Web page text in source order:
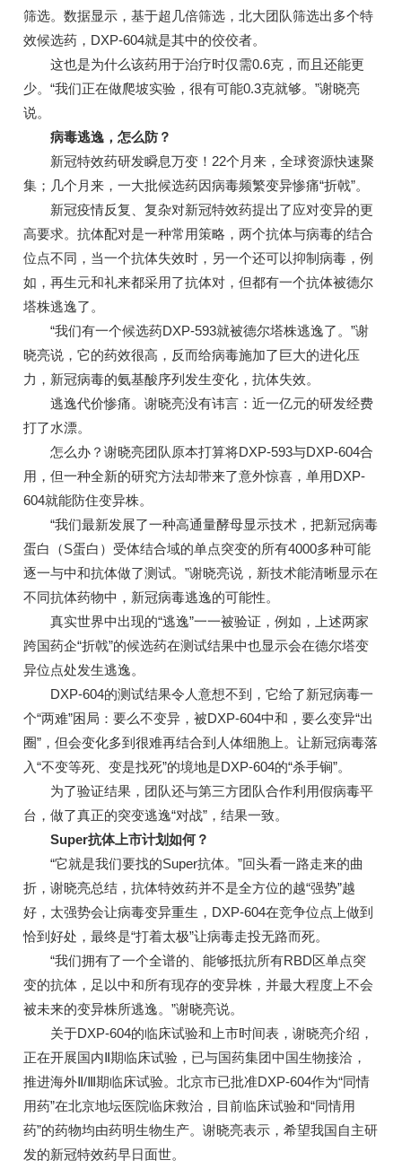
筛选。数据显示，基于超几倍筛选，北大团队筛选出多个特
效候选药，DXP-604就是其中的佼佼者。
这也是为什么该药用于治疗时仅需0.6克，而且还能更
少。“我们正在做爬坡实验，很有可能0.3克就够。”谢晓亮
说。
病毒逃逸，怎么防？
新冠特效药研发瞬息万变！22个月来，全球资源快速聚
集；几个月来，一大批候选药因病毒频繁变异惨痛“折戟”。
新冠疫情反复、复杂对新冠特效药提出了应对变异的更
高要求。抗体配对是一种常用策略，两个抗体与病毒的结合
位点不同，当一个抗体失效时，另一个还可以抑制病毒，例
如，再生元和礼来都采用了抗体对，但都有一个抗体被德尔
塔株逃逸了。
“我们有一个候选药DXP-593就被德尔塔株逃逸了。”谢
晓亮说，它的药效很高，反而给病毒施加了巨大的进化压
力，新冠病毒的氨基酸序列发生变化，抗体失效。
逃逸代价惨痛。谢晓亮没有讳言：近一亿元的研发经费
打了水漂。
怎么办？谢晓亮团队原本打算将DXP-593与DXP-604合
用，但一种全新的研究方法却带来了意外惊喜，单用DXP-
604就能防住变异株。
“我们最新发展了一种高通量酵母显示技术，把新冠病毒
蛋白（S蛋白）受体结合域的单点突变的所有4000多种可能
逐一与中和抗体做了测试。”谢晓亮说，新技术能清晰显示在
不同抗体药物中，新冠病毒逃逸的可能性。
真实世界中出现的“逃逸”一一被验证，例如，上述两家
跨国药企“折戟”的候选药在测试结果中也显示会在德尔塔变
异位点处发生逃逸。
DXP-604的测试结果令人意想不到，它给了新冠病毒一
个“两难”困局：要么不变异，被DXP-604中和，要么变异“出
圈”，但会变化多到很难再结合到人体细胞上。让新冠病毒落
入“不变等死、变是找死”的境地是DXP-604的“杀手锏”。
为了验证结果，团队还与第三方团队合作利用假病毒平
台，做了真正的突变逃逸“对战”，结果一致。
Super抗体上市计划如何？
“它就是我们要找的Super抗体。”回头看一路走来的曲
折，谢晓亮总结，抗体特效药并不是全方位的越“强势”越
好，太强势会让病毒变异重生，DXP-604在竞争位点上做到
恰到好处，最终是“打着太极”让病毒走投无路而死。
“我们拥有了一个全谱的、能够抵抗所有RBD区单点突
变的抗体，足以中和所有现存的变异株，并最大程度上不会
被未来的变异株所逃逸。”谢晓亮说。
关于DXP-604的临床试验和上市时间表，谢晓亮介绍，
正在开展国内Ⅱ期临床试验，已与国药集团中国生物接洽，
推进海外Ⅱ/Ⅲ期临床试验。北京市已批准DXP-604作为“同情
用药”在北京地坛医院临床救治，目前临床试验和“同情用
药”的药物均由药明生物生产。谢晓亮表示，希望我国自主研
发的新冠特效药早日面世。